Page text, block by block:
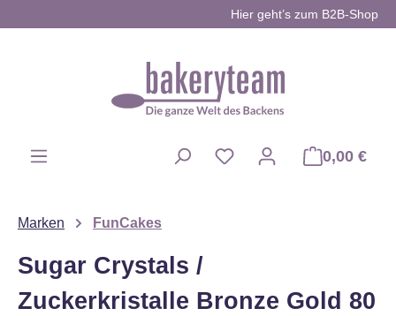
Hier geht’s zum B2B-Shop
0,00 €
Marken FunCakes
Sugar Crystals /
Zuckerkristalle Bronze Gold 80